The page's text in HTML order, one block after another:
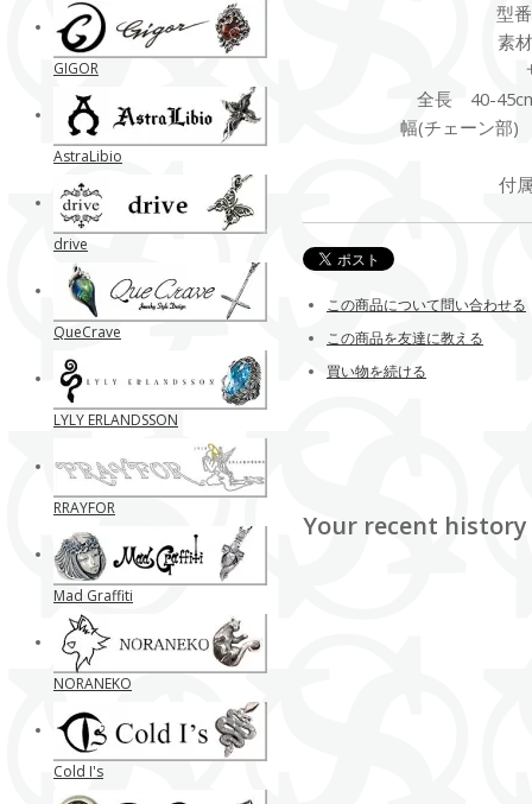
型
素
全長 40-
幅(チェーン部)
付
この商品について問い合わせる
この商品を友達に教える
買い物を続ける
Your recent history
GIGOR
AstraLibio
drive
QueCrave
LYLY ERLANDSSON
RRAYFOR
Mad Graffiti
NORANEKO
Cold I's